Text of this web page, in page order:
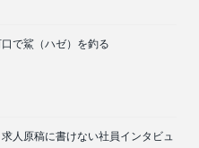
で鯊（ハゼ）を釣る
求人原稿に書けない社員インタビュ